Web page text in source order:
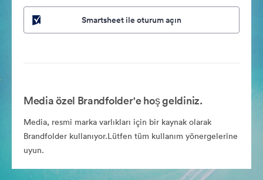
Smartsheet ile oturum açın
Media özel Brandfolder'e hoş geldiniz.
Media, resmi marka varlıkları için bir kaynak olarak
Brandfolder kullanıyor.Lütfen tüm kullanım yönergelerine
uyun.